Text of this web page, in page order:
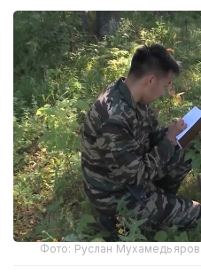
Фото: Руслан